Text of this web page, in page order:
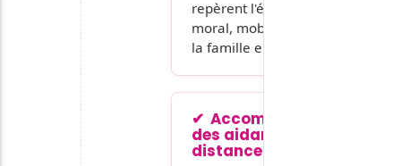
repèrent l'évolution (poids,
moral, mobilité) et alertent
la famille en cas de besoin.
Accompagnement
des aidants à
distance